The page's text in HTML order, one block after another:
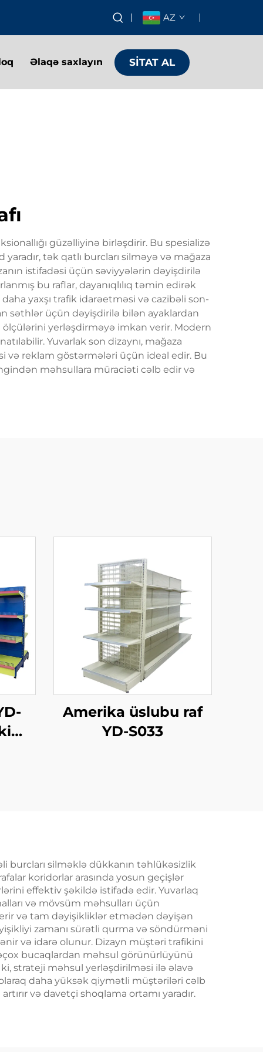
AZ
Əlaqə saxlayın SİTAT AL
güzəlliyinə birləşdirir. Bu spesializə
tək qatlı burcları silməyə və mağaza
istifadəsi üçün səviyyələrin dəyişdirilə
bu raflar, dayanıqlılıq təmin edirək
yaxşı trafik idarəetməsi və cazibəli son-
səthlər üçün dəyişdirilə bilən ayaklardan
yerləşdirməyə imkan verir. Modern
Yuvarlak son dizaynı, mağaza
reklam göstərmələri üçün ideal edir. Bu
məhsullara müraciəti cəlb edir və
Amerika üslubu raf
YD-S033
burcları silməklə dükkanın təhlükəsizlik
koridorlar arasında yosun geçişlər
effektiv şəkildə istifadə edir. Yuvarlaq
və mövsüm məhsulları üçün
və tam dəyişikliklər etmədən dəyişən
zamanı sürətli qurma və söndürməni
və idarə olunur. Dizayn müştəri trafikini
bucaqlardan məhsul görünürlüyünü
ki, strateji məhsul yerləşdirilməsi ilə əlavə
daha yüksək qiymətli müştəriləri cəlb
və davetçi shoqlama ortamı yaradır.